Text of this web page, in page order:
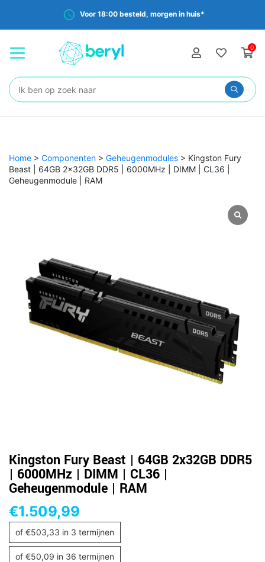
Voor 18:00 besteld, morgen in huis*
0
Zoeken:
Home > Componenten > Geheugenmodules > Kingston Fury
Beast | 64GB 2x32GB DDR5 | 6000MHz | DIMM | CL36 |
Geheugenmodule | RAM
Kingston Fury Beast | 64GB 2x32GB DDR5
| 6000MHz | DIMM | CL36 |
Geheugenmodule | RAM
€1.509,99
of €503,33 in 3 termijnen
of €50,09 in 36 termijnen